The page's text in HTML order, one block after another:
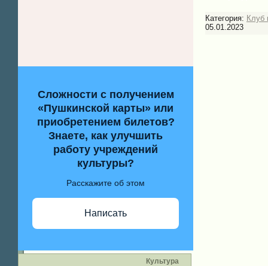
Сложности с получением
«Пушкинской карты» или
приобретением билетов?
Знаете, как улучшить
работу учреждений
культуры?
Расскажите об этом
Написать
Культура
Категория: Клуб
05.01.2023